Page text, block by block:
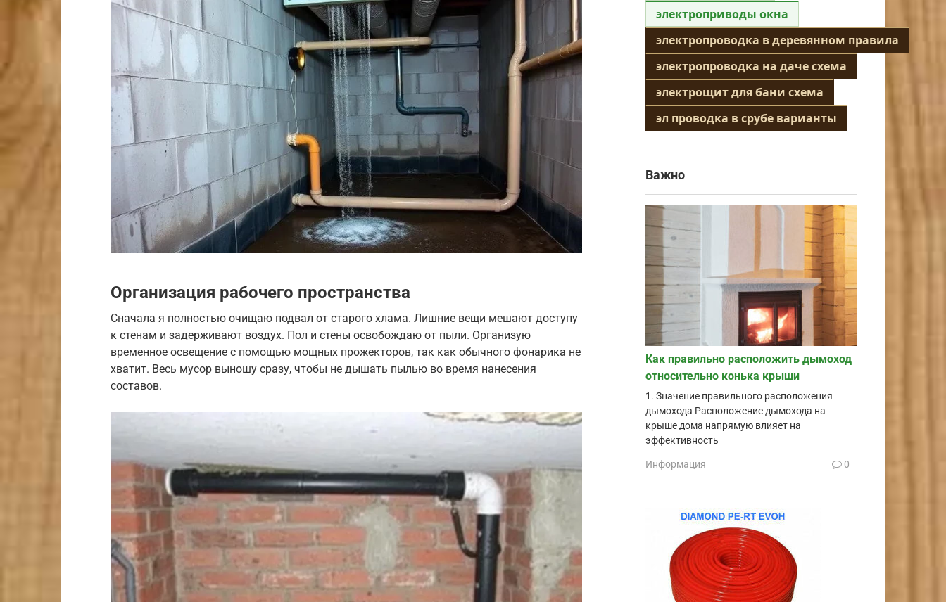
Организация рабочего пространства
Сначала я полностью очищаю подвал от старого хлама. Лишние вещи мешают доступу
к стенам и задерживают воздух. Пол и стены освобождаю от пыли. Организую
временное освещение с помощью мощных прожекторов, так как обычного фонарика не
хватит. Весь мусор выношу сразу, чтобы не дышать пылью во время нанесения
составов.
электроприводы окна
электропроводка в деревянном правила
электропроводка на даче схема
электрощит для бани схема
эл проводка в срубе варианты
Важно
Как правильно расположить дымоход
относительно конька крыши
1. Значение правильного расположения
дымохода Расположение дымохода на
крыше дома напрямую влияет на
эффективность
Информация 0